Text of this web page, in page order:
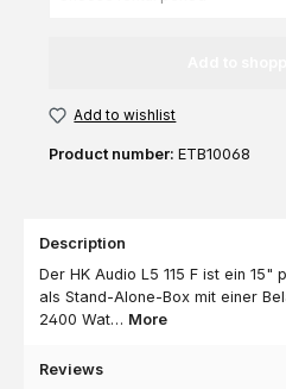
Add to wishlist
Product number: ETB10068
Description
Der HK Audio L5 115 F ist ein
als Stand-Alone-Box mit einer
2400 Wat… More
Reviews